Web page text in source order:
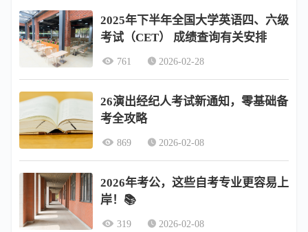
2025年下半年全国大学英语四、六级
考试（CET） 成绩查询有关安排
761 2026-02-28
26演出经纪人考试新通知，零基础备
考全攻略
869 2026-02-08
2026年考公，这些自考专业更容易上
岸！📚
319 2026-02-08